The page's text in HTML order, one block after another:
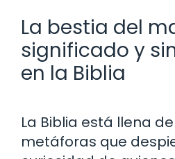
La bestia del
significado y
en la Biblia
La Biblia está llena
metáforas que